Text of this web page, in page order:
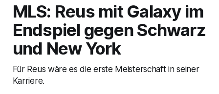
MLS: Reus mit Galaxy im
Endspiel gegen Schwarz
und New York
Für Reus wäre es die erste Meisterschaft in seiner
Karriere.